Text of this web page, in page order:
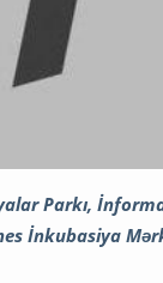
Parkı,
İnkubasiya